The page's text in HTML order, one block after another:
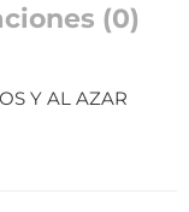
(0)
Y AL AZAR